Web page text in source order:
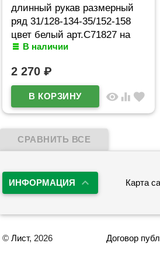
длинный рукав размерный
ряд 31/128-134-35/152-158
цвет белый арт.C71827 на
кнопках
В наличии
2 270 ₽
visibility equalizer favorite
ИНФОРМАЦИЯ Карта
© Лист, 2026 Договор